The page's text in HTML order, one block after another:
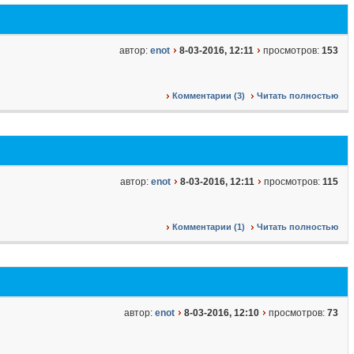
автор: enot 8-03-2016, 12:11 просмотров: 153
Комментарии (3) Читать полностью
автор: enot 8-03-2016, 12:11 просмотров: 115
Комментарии (1) Читать полностью
автор: enot 8-03-2016, 12:10 просмотров: 73